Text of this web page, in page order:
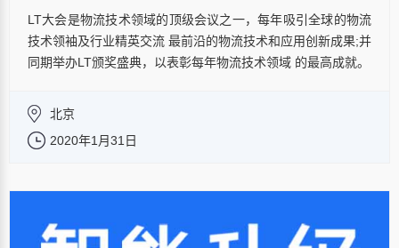
LT大会是物流技术领域的顶级会议之一，每年吸引全球的物流
技术领袖及行业精英交流 最前沿的物流技术和应用创新成果;并
同期举办LT颁奖盛典，以表彰每年物流技术领域 的最高成就。
北京
2020年1月31日